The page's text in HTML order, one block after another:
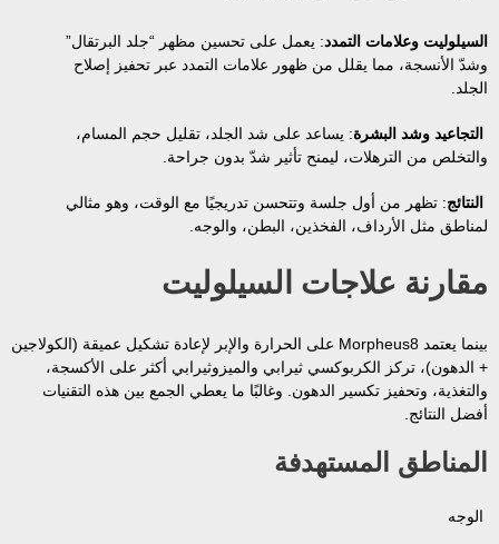
السيلوليت وعلامات التمدد: يعمل على تحسين مظهر “جلد البرتقال”
وشدّ الأنسجة، مما يقلل من ظهور علامات التمدد عبر تحفيز إصلاح
الجلد.
التجاعيد وشد البشرة: يساعد على شد الجلد، تقليل حجم المسام،
والتخلص من الترهلات، ليمنح تأثير شدّ بدون جراحة.
النتائج: تظهر من أول جلسة وتتحسن تدريجيًا مع الوقت، وهو مثالي
لمناطق مثل الأرداف، الفخذين، البطن، والوجه.
مقارنة علاجات السيلوليت
بينما يعتمد Morpheus8 على الحرارة والإبر لإعادة تشكيل عميقة (الكولاجين
+ الدهون)، تركز الكربوكسي ثيرابي والميزوثيرابي أكثر على الأكسجة،
والتغذية، وتحفيز تكسير الدهون. وغالبًا ما يعطي الجمع بين هذه التقنيات
أفضل النتائج.
المناطق المستهدفة
الوجه